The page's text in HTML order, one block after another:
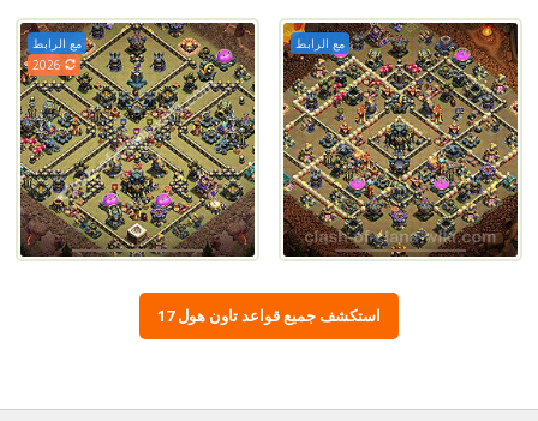
مع الرابط
مع الرابط
استكشف جميع قواعد تاون هول 17